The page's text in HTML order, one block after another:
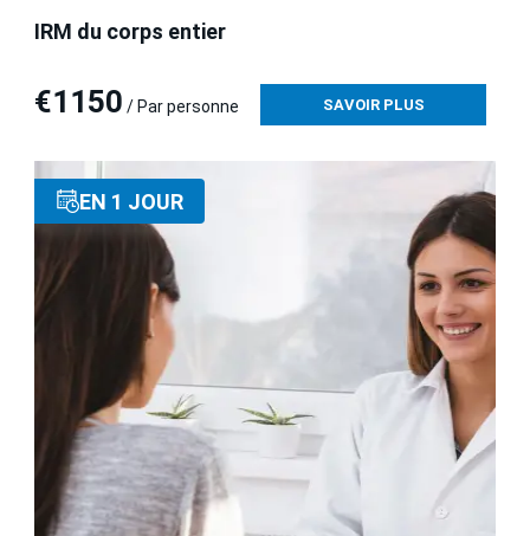
IRM du corps entier
€1150 / Par personne SAVOIR PLUS
EN 1 JOUR